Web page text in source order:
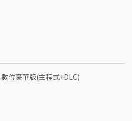
位豪華版(主程式+DLC)